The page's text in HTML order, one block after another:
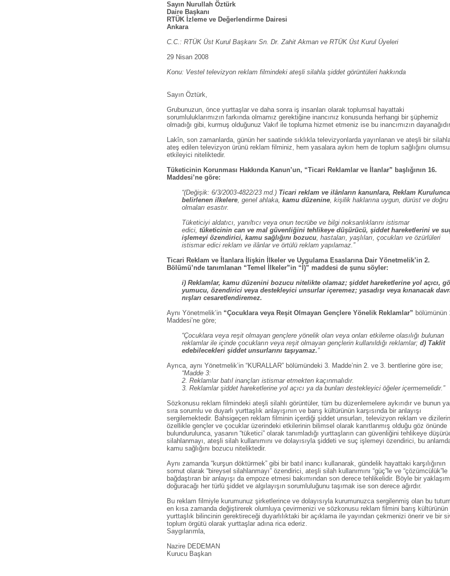
Sayın Nurullah Öztürk
Daire Başkanı
RTÜK İzleme ve Değerlendirme Dairesi
Ankara
C.C.: RTÜK Üst Kurul Başkanı Sn. Dr. Zahit Akman ve RTÜK Üst Kurul Üyeleri
29 Nisan 2008
Konu: Vestel televizyon reklam filmindeki ateşli silahla şiddet görüntüleri hakkında
Sayın Öztürk,
Grubunuzun, önce yurttaşlar ve daha sonra iş insanları olarak toplumsal hayattaki
sorumluluklarımızın farkında olmamız gerektiğine inancınız konusunda herhangi bir şüphemiz
olmadığı gibi, kurmuş olduğunuz Vakıf ile topluma hizmet etmeniz ise bu inancımızın
Lakîn, son zamanlarda, günün her saatinde sıklıkla televizyonlarda yayınlanan ve ateşli bir
ateş edilen televizyon ürünü reklam filminiz, hem yasalara aykırı hem de toplum sağlığını
etkileyici niteliktedir.
Tüketicinin Korunması Hakkında Kanun’un, “Ticari Reklamlar ve İlanlar” başlığının 16.
Maddesi’ne göre:
“(Değişik: 6/3/2003-4822/23 md.) Ticari reklam ve ilânların kanunlara, Reklam Kurulunca
belirlenen ilkelere, genel ahlaka, kamu düzenine, kişilik haklarına uygun, dürüst ve doğru
olmaları esastır.
Tüketiciyi aldatıcı, yanıltıcı veya onun tecrübe ve bilgi noksanlıklarını istismar
edici, tüketicinin can ve mal güvenliğini tehlikeye düşürücü, şiddet hareketlerini ve
işlemeyi özendirici, kamu sağlığını bozucu, hastaları, yaşlıları, çocukları ve özürlüleri
istismar edici reklam ve ilânlar ve örtülü reklam yapılamaz.”
Ticari Reklam ve İlanlara İlişkin İlkeler ve Uygulama Esaslarına Dair Yönetmelik’in 2.
Bölümü’nde tanımlanan “Temel İlkeler”in “İ)” maddesi de şunu söyler:
i) Reklamlar, kamu düzenini bozucu nitelikte olamaz; şiddet hareketlerine yol açıcı,
yumucu, özendirici veya destekleyici unsurlar içeremez; yasadışı veya kınanacak
nışları cesaretlendiremez.
Aynı Yönetmelik’in “Çocuklara veya Reşit Olmayan Gençlere Yönelik Reklamlar” bölümünün
Maddesi’ne göre;
“Çocuklara veya reşit olmayan gençlere yönelik olan veya onları etkileme olasılığı bulunan
reklamlar ile içinde çocukların veya reşit olmayan gençlerin kullanıldığı reklamlar; d) Taklit
edebilecekleri şiddet unsurlarını taşıyamaz.”
Ayrıca, aynı Yönetmelik’in “KURALLAR” bölümündeki 3. Madde’nin 2. ve 3. bentlerine göre ise;
“Madde 3:
2. Reklamlar batıl inançları istismar etmekten kaçınmalıdır.
3. Reklamlar şiddet hareketlerine yol açıcı ya da bunları destekleyici öğeler içermemelidir.”
Sözkonusu reklam filmindeki ateşli silahlı görüntüler, tüm bu düzenlemelere aykırıdır ve bunun
sıra sorumlu ve duyarlı yurttaşlık anlayışının ve barış kültürünün karşısında bir anlayışı
sergilemektedir. Bahsigeçen reklam filminin içerdiği şiddet unsurları, televizyon reklam ve
özellikle gençler ve çocuklar üzerindeki etkilerinin bilimsel olarak kanıtlanmış olduğu göz önünde
bulundurulunca, yasanın “tüketici” olarak tanımladığı yurttaşların can güvenliğini tehlikeye
silahlanmayı, ateşli silah kullanımını ve dolayısıyla şiddeti ve suç işlemeyi özendirici, bu
kamu sağlığını bozucu niteliktedir.
Aynı zamanda “kurşun döktürmek” gibi bir batıl inancı kullanarak, gündelik hayattaki karşılığının
somut olarak “bireysel silahlanmayı” özendirici, ateşli silah kullanımını “güç”le ve “çözümcülük”le
bağdaştıran bir anlayışı da empoze etmesi bakımından son derece tehlikelidir. Böyle bir
doğuracağı her türlü şiddet ve algılayışın sorumluluğunu taşımak ise son derece ağırdır.
Bu reklam filmiyle kurumunuz şirketlerince ve dolayısıyla kurumunuzca sergilenmiş olan bu
en kısa zamanda değiştirerek olumluya çevirmenizi ve sözkonusu reklam filmini barış kültürünün
yurttaşlık bilincinin gerektireceği duyarlılıktaki bir açıklama ile yayından çekmenizi önerir ve bir
toplum örgütü olarak yurttaşlar adına rica ederiz.
Saygılarımla,
Nazire DEDEMAN
Kurucu Başkan